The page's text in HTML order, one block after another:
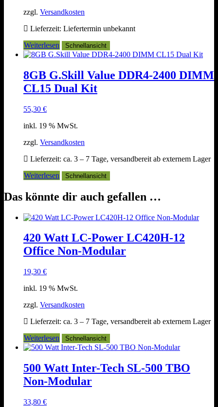
zzgl. Versandkosten
Lieferzeit: Liefertermin unbekannt
Weiterlesen
Schnellansicht
8GB G.Skill Value DDR4-2400 DIMM
CL15 Dual Kit
55,30 €
inkl. 19 % MwSt.
zzgl. Versandkosten
Lieferzeit: ca. 3 – 7 Tage, versandbereit ab externem Lager
Weiterlesen
Schnellansicht
Das könnte dir auch gefallen …
420 Watt LC-Power LC420H-12
Office Non-Modular
19,30 €
inkl. 19 % MwSt.
zzgl. Versandkosten
Lieferzeit: ca. 3 – 7 Tage, versandbereit ab externem Lager
Weiterlesen
Schnellansicht
500 Watt Inter-Tech SL-500 TBO
Non-Modular
33,80 €